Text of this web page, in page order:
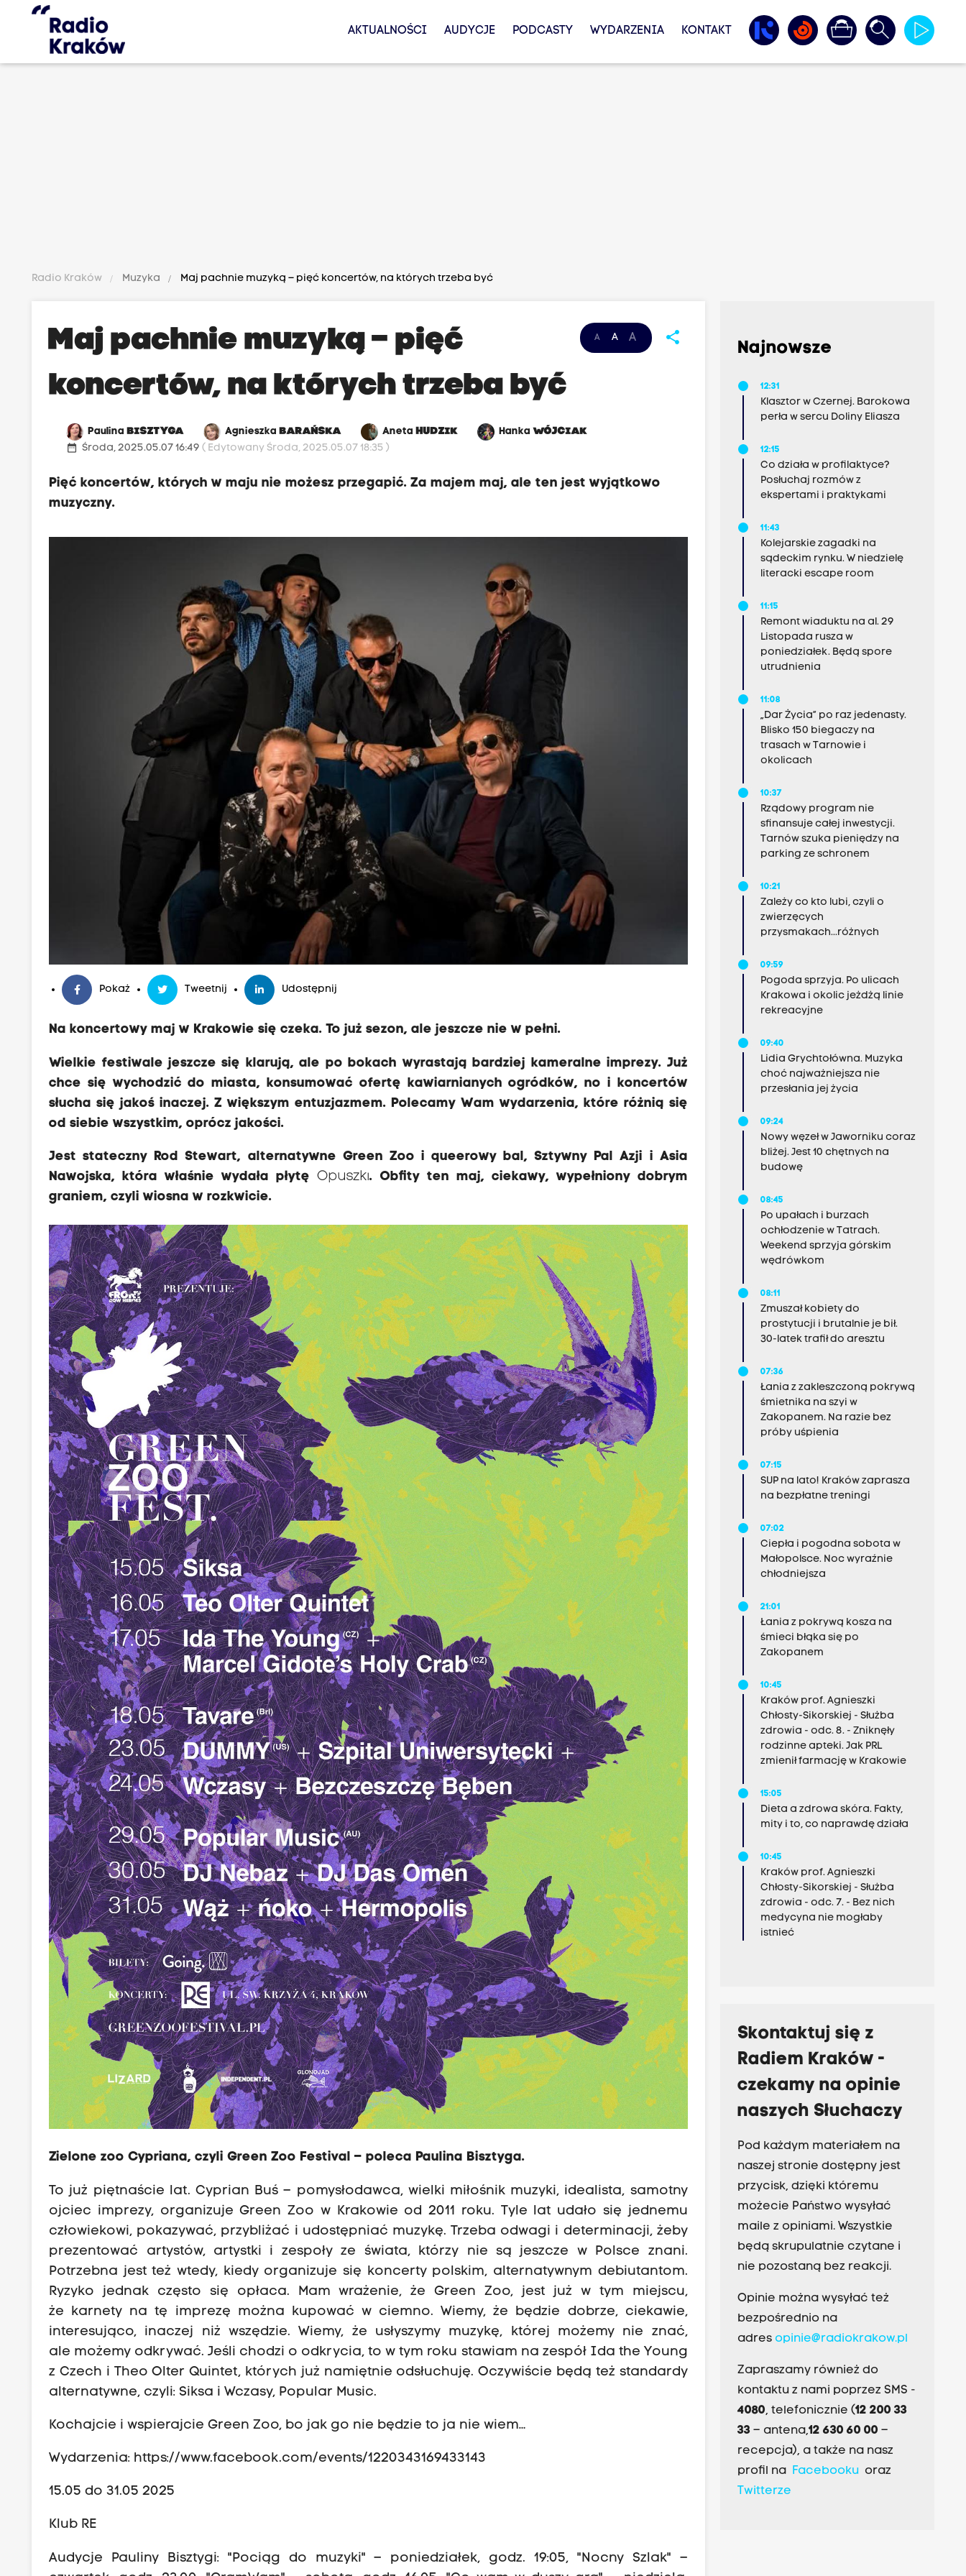
AKTUALNOŚCI AUDYCJE PODCASTY WYDARZENIA KONTAKT
Radio Kraków Muzyka Maj pachnie muzyką – pięć koncertów, na których trzeba być
A A A share
Maj pachnie muzyką – pięć
koncertów, na których trzeba być
PaulinaBISZTYGA AgnieszkaBARAŃSKA AnetaHUDZIK HankaWÓJCIAK
date_range Środa, 2025.05.07 16:49( Edytowany Środa, 2025.05.07 18:35 )
Pięć koncertów, których w maju nie możesz przegapić. Za majem maj, ale ten jest wyjątkowo
muzyczny.
Pokaż Tweetnij Udostępnij
Na koncertowy maj w Krakowie się czeka. To już sezon, ale jeszcze nie w pełni.
Wielkie festiwale jeszcze się klarują, ale po bokach wyrastają bardziej kameralne imprezy. Już
chce się wychodzić do miasta, konsumować ofertę kawiarnianych ogródków,no i koncertów
słucha się jakoś inaczej. Z większym entuzjazmem. Polecamy Wam wydarzenia, które różnią się
od siebie wszystkim, oprócz jakości.
Jest stateczny Rod Stewart, alternatywne Green Zoo i queerowy bal, Sztywny Pal Azji i Asia
Nawojska, która właśnie wydała płytę Opuszki. Obfity ten maj, ciekawy, wypełniony dobrym
graniem, czyli wiosna w rozkwicie.
Zielone zoo Cypriana, czyli Green Zoo Festival – poleca Paulina Bisztyga.
To już piętnaście lat. Cyprian Buś – pomysłodawca, wielki miłośnik muzyki, idealista, samotny
ojciec imprezy, organizuje Green Zoo w Krakowie od 2011 roku. Tyle lat udało się jednemu
człowiekowi, pokazywać, przybliżać i udostępniać muzykę. Trzeba odwagi i determinacji, żeby
prezentować artystów, artystki i zespoły ze świata, którzy nie są jeszcze w Polsce znani.
Potrzebna jest też wtedy, kiedy organizuje się koncerty polskim, alternatywnym debiutantom.
Ryzyko jednak często się opłaca. Mam wrażenie, że Green Zoo, jest już w tym miejscu,
że karnety na tę imprezę można kupować w ciemno. Wiemy, że będzie dobrze, ciekawie,
interesująco, inaczej niż wszędzie. Wiemy, że usłyszymy muzykę, której możemy nie znać,
ale możemy odkrywać. Jeśli chodzi o odkrycia, to w tym roku stawiam na zespół Ida the Young
z Czech i Theo Olter Quintet, których już namiętnie odsłuchuję. Oczywiście będą też standardy
alternatywne, czyli: Siksa i Wczasy, Popular Music.
Kochajcie i wspierajcie Green Zoo, bo jak go nie będzie to ja nie wiem…
Wydarzenia: https://www.facebook.com/events/1220343169433143
15.05 do 31.05 2025
Klub RE
Audycje Pauliny Bisztygi: "Pociąg do muzyki" – poniedziałek, godz. 19:05, "Nocny Szlak" –
Najnowsze
12:31
Klasztor w Czernej. Barokowa
perła w sercu Doliny Eliasza
12:15
Co działa w profilaktyce?
Posłuchaj rozmów z
ekspertami i praktykami
11:43
Kolejarskie zagadki na
sądeckim rynku. W niedzielę
literacki escape room
11:15
Remont wiaduktu na al. 29
Listopada rusza w
poniedziałek. Będą spore
utrudnienia
11:08
„Dar Życia” po raz jedenasty.
Blisko 150 biegaczy na
trasach w Tarnowie i
okolicach
10:37
Rządowy program nie
sfinansuje całej inwestycji.
Tarnów szuka pieniędzy na
parking ze schronem
10:21
Zależy co kto lubi, czyli o
zwierzęcych
przysmakach...różnych
09:59
Pogoda sprzyja. Po ulicach
Krakowa i okolic jeżdżą linie
rekreacyjne
09:40
Lidia Grychtołówna. Muzyka
choć najważniejsza nie
przesłania jej życia
09:24
Nowy węzeł w Jaworniku coraz
bliżej. Jest 10 chętnych na
budowę
08:45
Po upałach i burzach
ochłodzenie w Tatrach.
Weekend sprzyja górskim
wędrówkom
08:11
Zmuszał kobiety do
prostytucji i brutalnie je bił.
30-latek trafił do aresztu
07:36
Łania z zakleszczoną pokrywą
śmietnika na szyi w
Zakopanem. Na razie bez
próby uśpienia
07:15
SUP na lato! Kraków zaprasza
na bezpłatne treningi
07:02
Ciepła i pogodna sobota w
Małopolsce. Noc wyraźnie
chłodniejsza
21:01
Łania z pokrywą kosza na
śmieci błąka się po
Zakopanem
10:45
Kraków prof. Agnieszki
Chłosty-Sikorskiej - Służba
zdrowia - odc. 8. - Zniknęły
rodzinne apteki. Jak PRL
zmienił farmację w Krakowie
15:05
Dieta a zdrowa skóra. Fakty,
mity i to, co naprawdę działa
10:45
Kraków prof. Agnieszki
Chłosty-Sikorskiej - Służba
zdrowia - odc. 7. - Bez nich
medycyna nie mogłaby
istnieć
Skontaktuj się z
Radiem Kraków -
czekamy na opinie
naszych Słuchaczy
Pod każdym materiałem na
naszej stronie dostępny jest
przycisk, dzięki któremu
możecie Państwo wysyłać
maile z opiniami. Wszystkie
będą skrupulatnie czytane i
nie pozostaną bez reakcji.
Opinie można wysyłać też
bezpośrednio na
adres opinie@radiokrakow.pl
Zapraszamy również do
kontaktu z nami poprzez SMS -
4080, telefonicznie (12 200 33
33– antena,12 630 60 00 –
recepcja), a także na nasz
profil na Facebookuoraz
Twitterze